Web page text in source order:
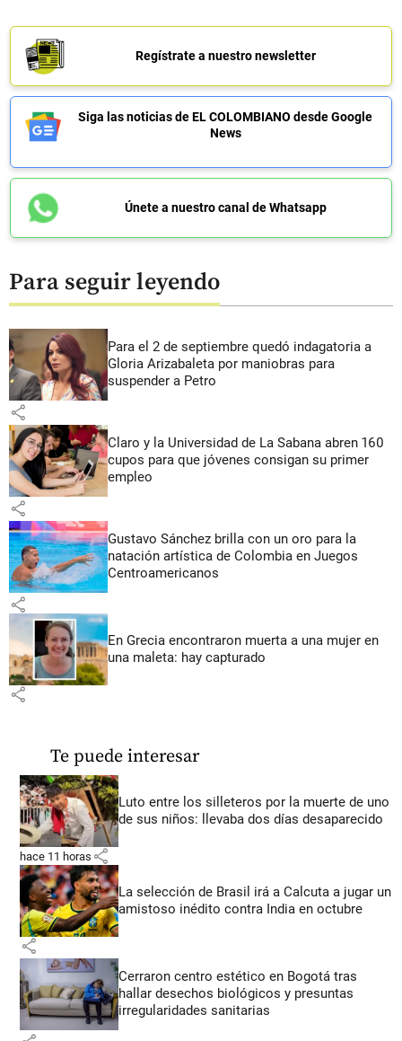
Regístrate a nuestro newsletter
Siga las noticias de EL COLOMBIANO desde Google
News
Únete a nuestro canal de Whatsapp
Para seguir leyendo
Para el 2 de septiembre quedó indagatoria a
Gloria Arizabaleta por maniobras para
suspender a Petro
share
Claro y la Universidad de La Sabana abren 160
cupos para que jóvenes consigan su primer
empleo
share
Gustavo Sánchez brilla con un oro para la
natación artística de Colombia en Juegos
Centroamericanos
share
En Grecia encontraron muerta a una mujer en
una maleta: hay capturado
share
Te puede interesar
Luto entre los silleteros por la muerte de uno
de sus niños: llevaba dos días desaparecido
hace 11 horas share
La selección de Brasil irá a Calcuta a jugar un
amistoso inédito contra India en octubre
share
Cerraron centro estético en Bogotá tras
hallar desechos biológicos y presuntas
irregularidades sanitarias